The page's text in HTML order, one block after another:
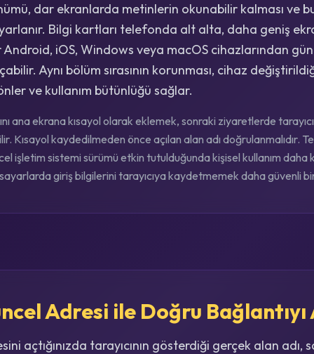
dar ekranlarda metinlerin okunabilir kalması ve
Bilgi kartları telefonda alt alta, daha geniş
Android, iOS, Windows veya macOS cihazlarından
Aynı bölüm sırasının korunması, cihaz
ve kullanım bütünlüğü sağlar.
ana ekrana kısayol olarak eklemek, sonraki ziyaretlerde
Kısayol kaydedilmeden önce açılan alan adı doğrulanmalıdır.
işletim sistemi sürümü etkin tutulduğunda kişisel kullanım daha
giriş bilgilerini tarayıcıya kaydetmemek daha güvenli
Adresi ile Doğru Bağlantıyı
açtığınızda tarayıcının gösterdiği gerçek alan adı,